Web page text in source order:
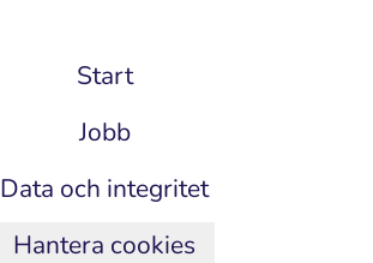
Start
Jobb
Data och integritet
Hantera cookies